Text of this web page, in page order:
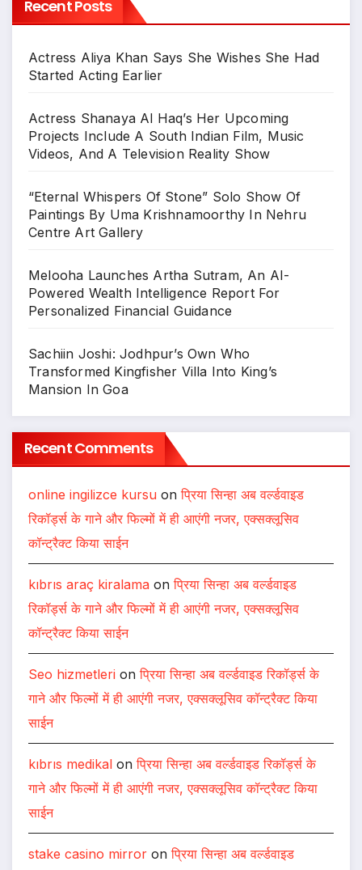
Recent Posts
Actress Aliya Khan Says She Wishes She Had
Started Acting Earlier
Actress Shanaya Al Haq’s Her Upcoming
Projects Include A South Indian Film, Music
Videos, And A Television Reality Show
“Eternal Whispers Of Stone” Solo Show Of
Paintings By Uma Krishnamoorthy In Nehru
Centre Art Gallery
Melooha Launches Artha Sutram, An AI-
Powered Wealth Intelligence Report For
Personalized Financial Guidance
Sachiin Joshi: Jodhpur’s Own Who
Transformed Kingfisher Villa Into King’s
Mansion In Goa
Recent Comments
online ingilizce kursu onप्रिया सिन्हा अब वर्ल्डवाइड
रिकॉर्ड्स के गाने और फिल्मों में ही आएंगी नजर, एक्सक्लूसिव
कॉन्ट्रैक्ट किया साईन
kıbrıs araç kiralama onप्रिया सिन्हा अब वर्ल्डवाइड
रिकॉर्ड्स के गाने और फिल्मों में ही आएंगी नजर, एक्सक्लूसिव
कॉन्ट्रैक्ट किया साईन
Seo hizmetleri onप्रिया सिन्हा अब वर्ल्डवाइड रिकॉर्ड्स के
गाने और फिल्मों में ही आएंगी नजर, एक्सक्लूसिव कॉन्ट्रैक्ट किया
साईन
kıbrıs medikal onप्रिया सिन्हा अब वर्ल्डवाइड रिकॉर्ड्स के
गाने और फिल्मों में ही आएंगी नजर, एक्सक्लूसिव कॉन्ट्रैक्ट किया
साईन
stake casino mirror onप्रिया सिन्हा अब वर्ल्डवाइड